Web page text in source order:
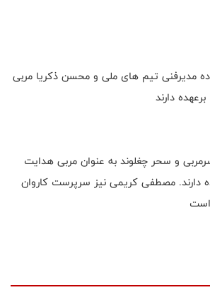
مدیرفنی تیم های ملی و محسن ذکریا مربی
دارند
و سحر چغلوند به عنوان مربی هدایت
دارند. مصطفی کریمی نیز سرپرست کاروان
است